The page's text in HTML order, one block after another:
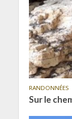
RANDONNÉES
Sur le